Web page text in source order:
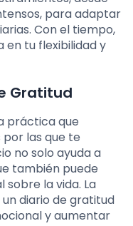
para adaptar
Con el tiempo,
en tu flexibilidad y
Gratitud
práctica que
las que te
no solo ayuda a
también puede
la vida. La
diario de gratitud
y aumentar